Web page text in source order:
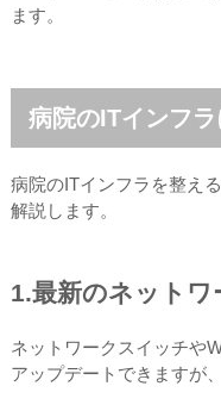
ます。
病院のITインフ
病院のITインフラを整え
解説します。
1.最新のネットワ
ネットワークスイッチや
アップデートできますが、